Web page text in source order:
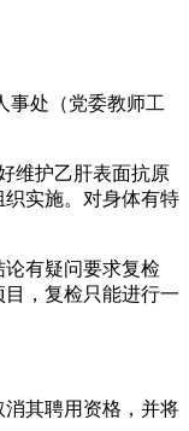
事处（党委教师工
维护乙肝表面抗原
织实施。对身体有特
有疑问要求复检
，复检只能进行一
其聘用资格，并将